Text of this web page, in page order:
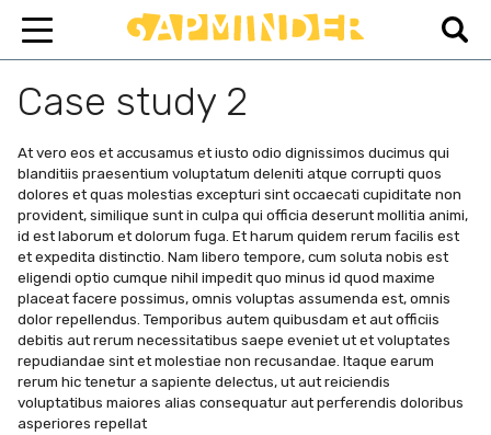
Case study 2
At vero eos et accusamus et iusto odio dignissimos ducimus qui
blanditiis praesentium voluptatum deleniti atque corrupti quos
dolores et quas molestias excepturi sint occaecati cupiditate non
provident, similique sunt in culpa qui officia deserunt mollitia animi,
id est laborum et dolorum fuga. Et harum quidem rerum facilis est
et expedita distinctio. Nam libero tempore, cum soluta nobis est
eligendi optio cumque nihil impedit quo minus id quod maxime
placeat facere possimus, omnis voluptas assumenda est, omnis
dolor repellendus. Temporibus autem quibusdam et aut officiis
debitis aut rerum necessitatibus saepe eveniet ut et voluptates
repudiandae sint et molestiae non recusandae. Itaque earum
rerum hic tenetur a sapiente delectus, ut aut reiciendis
voluptatibus maiores alias consequatur aut perferendis doloribus
asperiores repellat